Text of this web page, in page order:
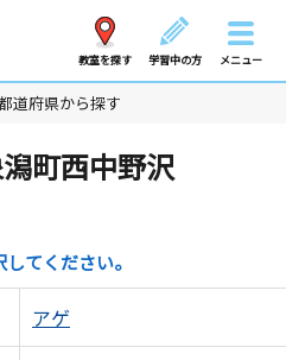
教室を探す 学習中の方 メニュー
道府県から探す
町西中野沢
てください。
アゲ